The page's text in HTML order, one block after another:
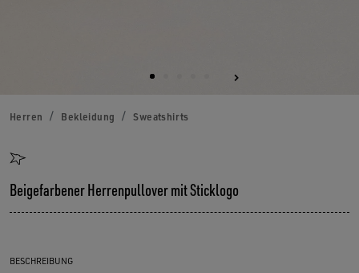
Herren Bekleidung Sweatshirts
Beigefarbener Herrenpullover mit Sticklogo
BESCHREIBUNG